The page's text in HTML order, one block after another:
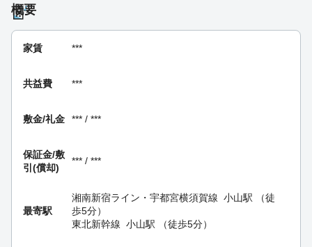
概要
家賃 ***
共益費 ***
敷金/礼金 *** / ***
保証金/敷
引(償却)
*** / ***
最寄駅
湘南新宿ライン・宇都宮横須賀線 小山駅 （徒
歩5分）
東北新幹線 小山駅 （徒歩5分）